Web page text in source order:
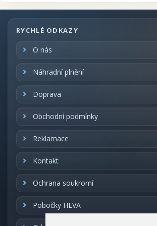
Transparentní provedení – motiv na
fólii
Třpytivý efekt glitrů – dodá dekoraci zářivost
a kouzlo
bez námahy
Pohádkový motiv víl doplněný houbami,
drobnými detaily vytvoří hravou a
kouzelnou atmosféru. Dekorace krásně
oknech, vitrínách i zrcadlech a
rozzáří interiér jemným třpytem.
Návod k použití:
Povrch předem očistěte od prachu a
Fólii sejměte z podkladového papíru.
Přiložte na hladkou plochu a jemně vyhlaďte
bublinky rukou nebo hadříkem.
Po sezóně ji můžete vrátit na podkladový
RYCHLÉ ODKAZY
O nás
Náhradní plnění
Doprava
Obchodní podmínky
Reklamace
Kontakt
Ochrana soukromí
Pobočky HEVA